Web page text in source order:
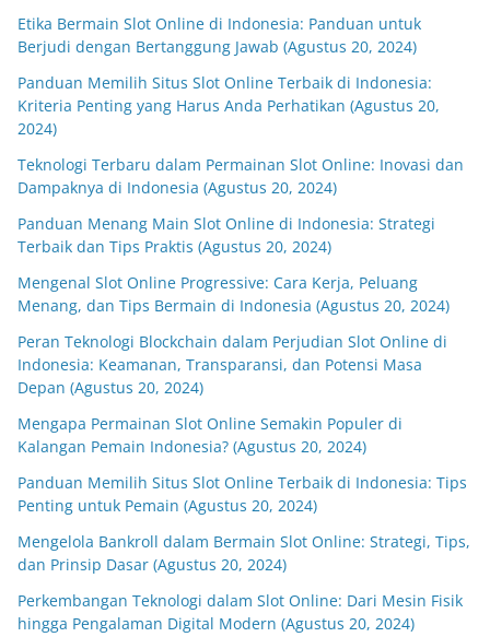
Etika Bermain Slot Online di Indonesia: Panduan untuk
Berjudi dengan Bertanggung Jawab (Agustus 20, 2024)
Panduan Memilih Situs Slot Online Terbaik di Indonesia:
Kriteria Penting yang Harus Anda Perhatikan (Agustus 20,
2024)
Teknologi Terbaru dalam Permainan Slot Online: Inovasi dan
Dampaknya di Indonesia (Agustus 20, 2024)
Panduan Menang Main Slot Online di Indonesia: Strategi
Terbaik dan Tips Praktis (Agustus 20, 2024)
Mengenal Slot Online Progressive: Cara Kerja, Peluang
Menang, dan Tips Bermain di Indonesia (Agustus 20, 2024)
Peran Teknologi Blockchain dalam Perjudian Slot Online di
Indonesia: Keamanan, Transparansi, dan Potensi Masa
Depan (Agustus 20, 2024)
Mengapa Permainan Slot Online Semakin Populer di
Kalangan Pemain Indonesia? (Agustus 20, 2024)
Panduan Memilih Situs Slot Online Terbaik di Indonesia: Tips
Penting untuk Pemain (Agustus 20, 2024)
Mengelola Bankroll dalam Bermain Slot Online: Strategi, Tips,
dan Prinsip Dasar (Agustus 20, 2024)
Perkembangan Teknologi dalam Slot Online: Dari Mesin Fisik
hingga Pengalaman Digital Modern (Agustus 20, 2024)